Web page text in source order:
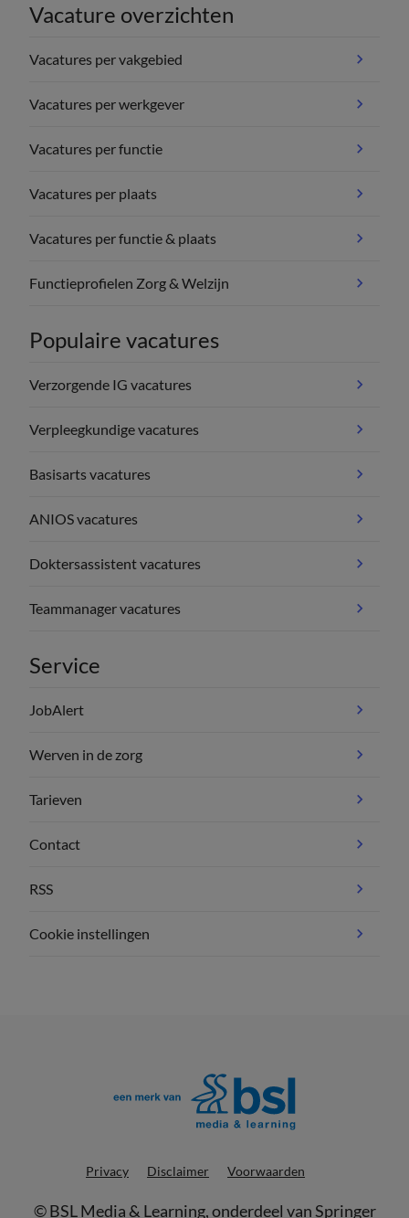
Vacature overzichten
Vacatures per vakgebied
Vacatures per werkgever
Vacatures per functie
Vacatures per plaats
Vacatures per functie & plaats
Functieprofielen Zorg & Welzijn
Populaire vacatures
Verzorgende IG vacatures
Verpleegkundige vacatures
Basisarts vacatures
ANIOS vacatures
Doktersassistent vacatures
Teammanager vacatures
Service
JobAlert
Werven in de zorg
Tarieven
Contact
RSS
Cookie instellingen
Privacy Disclaimer Voorwaarden
©BSL Media & Learning, onderdeel vanSpringer